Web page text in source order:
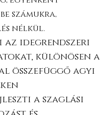
számukra,
nélkül.
az idegrendszeri
különösen a
összefüggő agyi
a szaglási